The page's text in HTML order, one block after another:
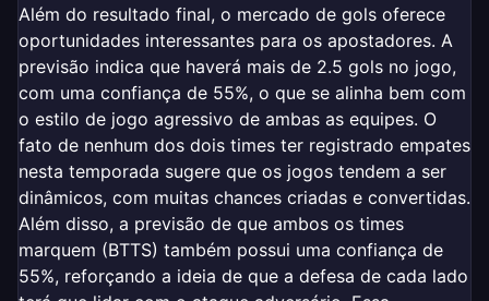
Além do resultado final, o mercado de gols oferece
oportunidades interessantes para os apostadores. A
previsão indica que haverá mais de 2.5 gols no jogo,
com uma confiança de 55%, o que se alinha bem com
o estilo de jogo agressivo de ambas as equipes. O
fato de nenhum dos dois times ter registrado empates
nesta temporada sugere que os jogos tendem a ser
dinâmicos, com muitas chances criadas e convertidas.
Além disso, a previsão de que ambos os times
marquem (BTTS) também possui uma confiança de
55%, reforçando a ideia de que a defesa de cada lado